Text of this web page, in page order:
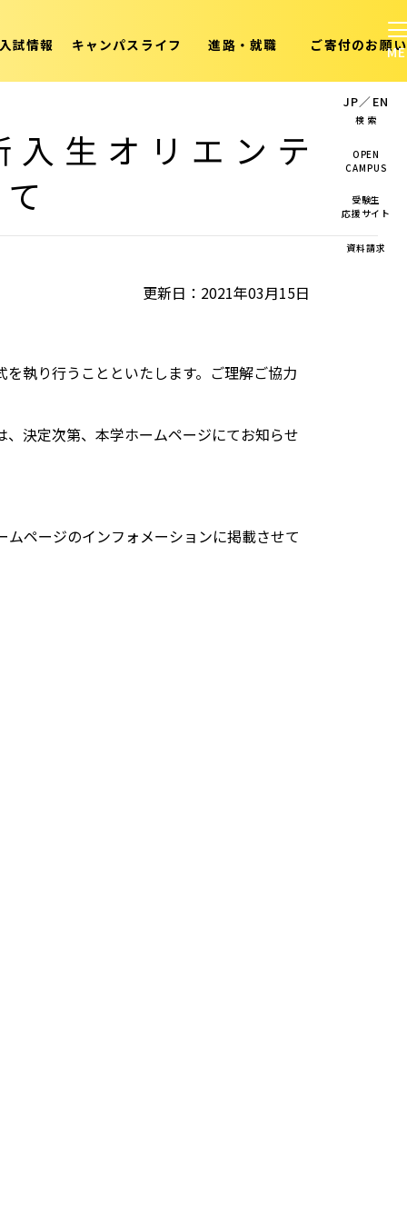
試情報 キャンパスライフ 進路・就職 ご寄付のお願い
生オリエンテ
更新日：2021年03月15日
執り行うことといたします。ご理解ご協力
決定次第、本学ホームページにてお知らせ
ページのインフォメーションに掲載させて
JP／EN
検 索
OPEN
CAMPUS
受験生
応援サイト
資料請求